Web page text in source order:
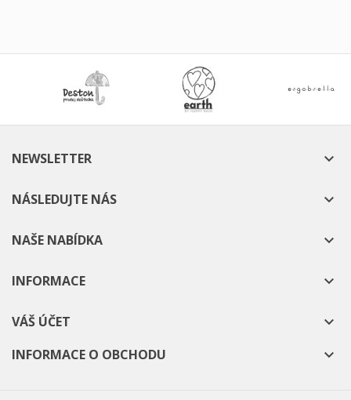
NEWSLETTER 
NÁSLEDUJTE NÁS 
NAŠE NABÍDKA 
INFORMACE 
VÁŠ ÚČET 
INFORMACE O OBCHODU 